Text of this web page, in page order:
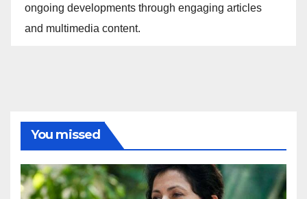
ongoing developments through engaging articles
and multimedia content.
You missed